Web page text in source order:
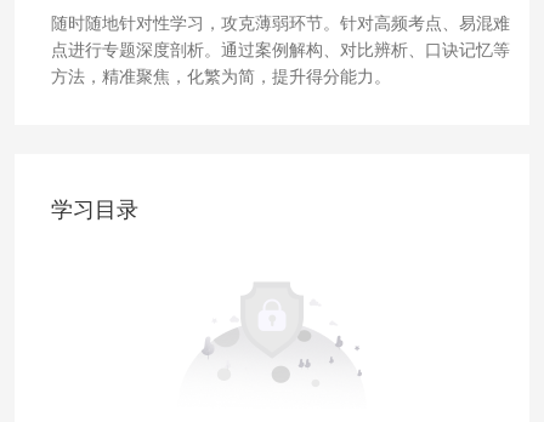
随时随地针对性学习，攻克薄弱环节。针对高频考点、易混难
点进行专题深度剖析。通过案例解构、对比辨析、口诀记忆等
方法，精准聚焦，化繁为简，提升得分能力。
学习目录